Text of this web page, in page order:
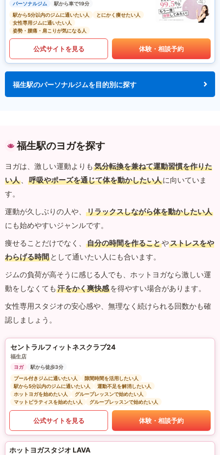
パーソナルジム
駅から車で19分
駅から5分以内のジムに通いたい人
とにかく痩せたい人
女性専用ジムに通いたい人
姿勢・腰痛・肩こりが気になる人
公式サイトを見る 体験・相談予約
福生駅のパーソナルジムを目的別に探す
福生駅のヨガを探す
ヨガは、激しい運動よりも 気分転換を兼ねて運動習慣を作りた
い人 、 呼吸やポーズを通じて体を動かしたい人に向いていま
す。
運動が久しぶりの人や、
リラックスしながら体を動かしたい人
にも始めやすいジャンルです。
痩せることだけでなく、
自分の時間を作ることやストレスをや
わらげる時間 として通いたい人にも合います。
ジムの負荷が高そうに感じる人でも、ホットヨガなら激しい運
動をしなくても 汗をかく爽快感 を得やすい場合があります。
女性専用スタジオの安心感や、無理なく続けられる回数かも確
認しましょう。
セントラルフィットネスクラブ24
福生店
ヨガ
駅から徒歩3分
プール付きジムに通いたい人
隙間時間を活用したい人
駅から5分以内のジムに通いたい人
運動不足を解消したい人
ホットヨガを始めたい人
グループレッスンで始めたい人
マットピラティスを始めたい人
グループレッスンで始めたい人
公式サイトを見る 体験・相談予約
ホットヨガスタジオ LAVA